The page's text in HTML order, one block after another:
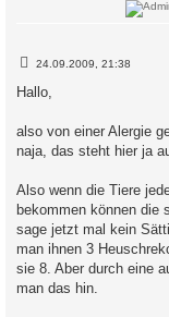
B
i
t
g
24.09.2009, 21:38
Hallo,
also von einer Alergie
naja, das steht hier ja
Also wenn die Tiere
bekommen können die
sage jetzt mal kein
man ihnen 3
sie 8. Aber durch eine
man das hin.